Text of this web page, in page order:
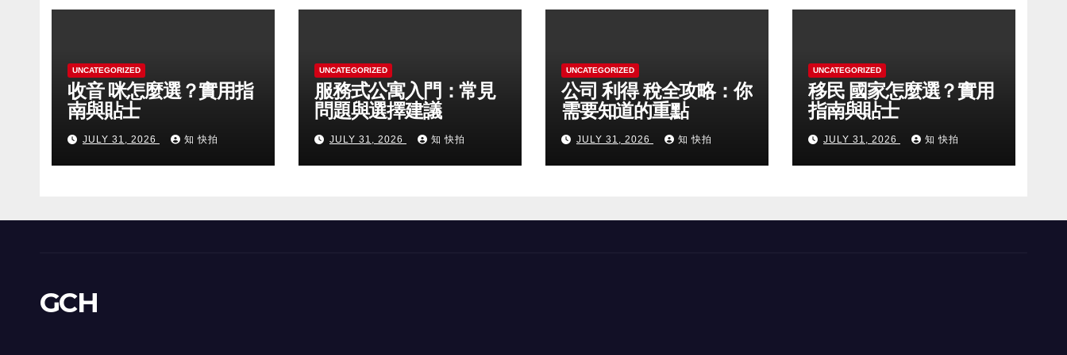
UNCATEGORIZED
收音 咪怎麼選？實用指
南與貼士
JULY 31, 2026 知 快拍
UNCATEGORIZED
服務式公寓入門：常見
問題與選擇建議
JULY 31, 2026 知 快拍
UNCATEGORIZED
公司 利得 稅全攻略：你
需要知道的重點
JULY 31, 2026 知 快拍
UNCATEGORIZED
移民 國家怎麼選？實用
指南與貼士
JULY 31, 2026 知 快拍
GCH